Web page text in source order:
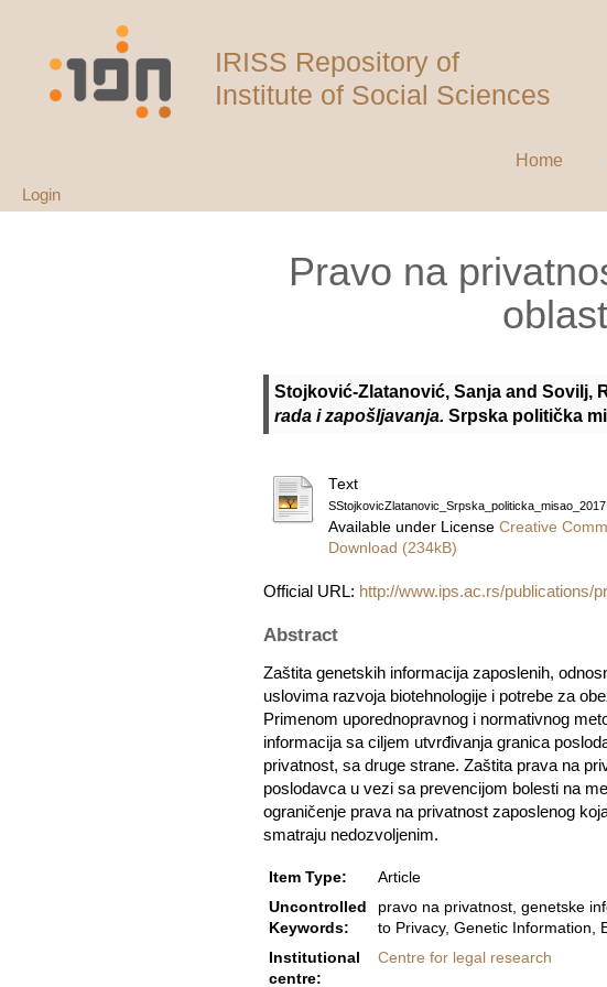
IRISS Repository of
Institute of Social Sciences
Home
Login
Pravo na
Stojković-Zlatanović, Sanja and Sovilj,
rada i zapošljavanja. Srpska politička
Text
Available under License Creative
Download (234kB)
Official URL: http://www.ips.ac.rs/publications/
Abstract
Zaštita genetskih informacija zaposlenih,
uslovima razvoja biotehnologije i potrebe za
Primenom uporednopravnog i normativnog
informacija sa ciljem utvrđivanja granica
privatnost, sa druge strane. Zaštita prava na
poslodavca u vezi sa prevencijom bolesti na
ograničenje prava na privatnost zaposlenog
smatraju nedozvoljenim.
Item Type:
Article
Uncontrolled
Keywords:
pravo na privatnost, genetske
to Privacy, Genetic Information,
Institutional
centre:
Centre for legal research